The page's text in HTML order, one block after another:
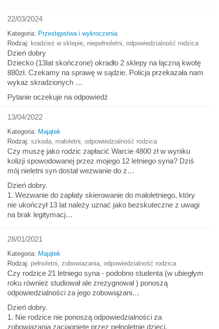
22/03/2024
Kategoria: Przestępstwa i wykroczenia
Rodzaj: kradzież w sklepie niepełnoletni odpowiedzialność rodzica
Dzień dobry
Dziecko (13lat skończone) okradło 2 sklepy na łączną kwotę
880zł. Czekamy na sprawę w sądzie. Policja przekazała nam
wykaz skradzionych …
Pytanie oczekuje na odpowiedź
13/04/2022
Kategoria: Majątek
Rodzaj: szkoda małoletni odpowiedzialność rodzica
Czy muszę jako rodzic zapłacić Warcie 4800 zł w wyniku
kolizji spowodowanej przez mojego 12 letniego syna? Dziś
mój nieletni syn dostał wezwanie do z…
Dzień dobry.
1. Wezwanie do zapłaty skierowanie do małoletniego, który
nie ukończył 13 lat należy uznać jako bezskuteczne z uwagi
na brak legitymacj…
28/01/2021
Kategoria: Majątek
Rodzaj: pełnoletni zobowiazania odpowiedzialność rodzica
Czy rodzice 21 letniego syna - podobno studenta (w ubiegłym
roku również studiował ale zrezygnował ) ponoszą
odpowiedzialności za jego zobowiązani…
Dzień dobry.
1. Nie rodzice nie ponoszą odpowiedzialności za
zobowiązania zaciągnięte przez pełnoletnie dzieci.